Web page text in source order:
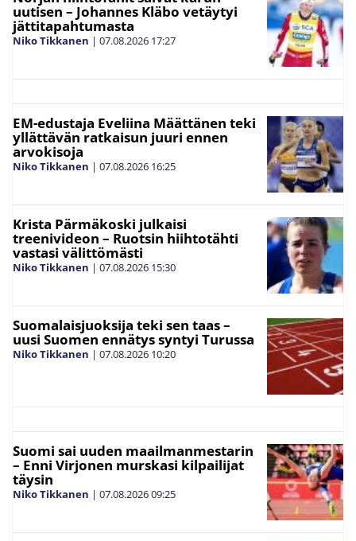
uutisen – Johannes Kläbo vetäytyi
jättitapahtumasta
Niko Tikkanen | 07.08.2026 17:27
EM-edustaja Eveliina Määttänen teki
yllättävän ratkaisun juuri ennen
arvokisoja
Niko Tikkanen | 07.08.2026 16:25
Krista Pärmäkoski julkaisi
treenivideon – Ruotsin hiihtotähti
vastasi välittömästi
Niko Tikkanen | 07.08.2026 15:30
Suomalaisjuoksija teki sen taas –
uusi Suomen ennätys syntyi Turussa
Niko Tikkanen | 07.08.2026 10:20
Suomi sai uuden maailmanmestarin
– Enni Virjonen murskasi kilpailijat
täysin
Niko Tikkanen | 07.08.202609:25